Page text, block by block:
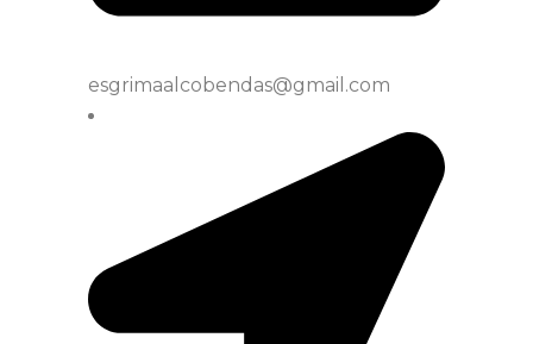
esgrimaalcobendas@gmail.com